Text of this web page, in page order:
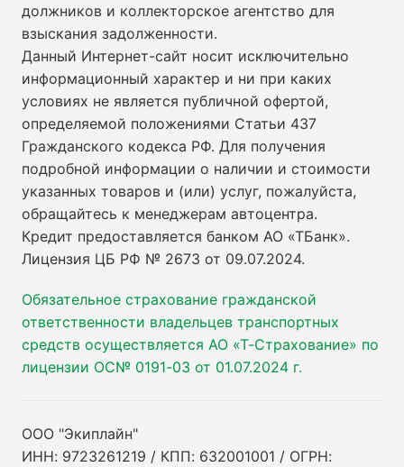
должников и коллекторское агентство для
взыскания задолженности.
Данный Интернет-сайт носит исключительно
информационный характер и ни при каких
условиях не является публичной офертой,
определяемой положениями Статьи 437
Гражданского кодекса РФ. Для получения
подробной информации о наличии и стоимости
указанных товаров и (или) услуг, пожалуйста,
обращайтесь к менеджерам автоцентра.
Кредит предоставляется банком АО «ТБанк».
Лицензия ЦБ РФ № 2673 от 09.07.2024.
Обязательное страхование гражданской
ответственности владельцев транспортных
средств осуществляется АО «Т-Страхование» по
лицензии ОС№ 0191-03 от 01.07.2024 г.
ООО "Экиплайн"
ИНН: 9723261219 / КПП: 632001001 / ОГРН: